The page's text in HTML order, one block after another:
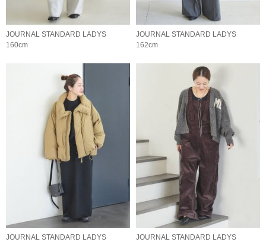
JOURNAL STANDARD LADYS
160cm
JOURNAL STANDARD LADYS
162cm
JOURNAL STANDARD LADYS
JOURNAL STANDARD LADYS